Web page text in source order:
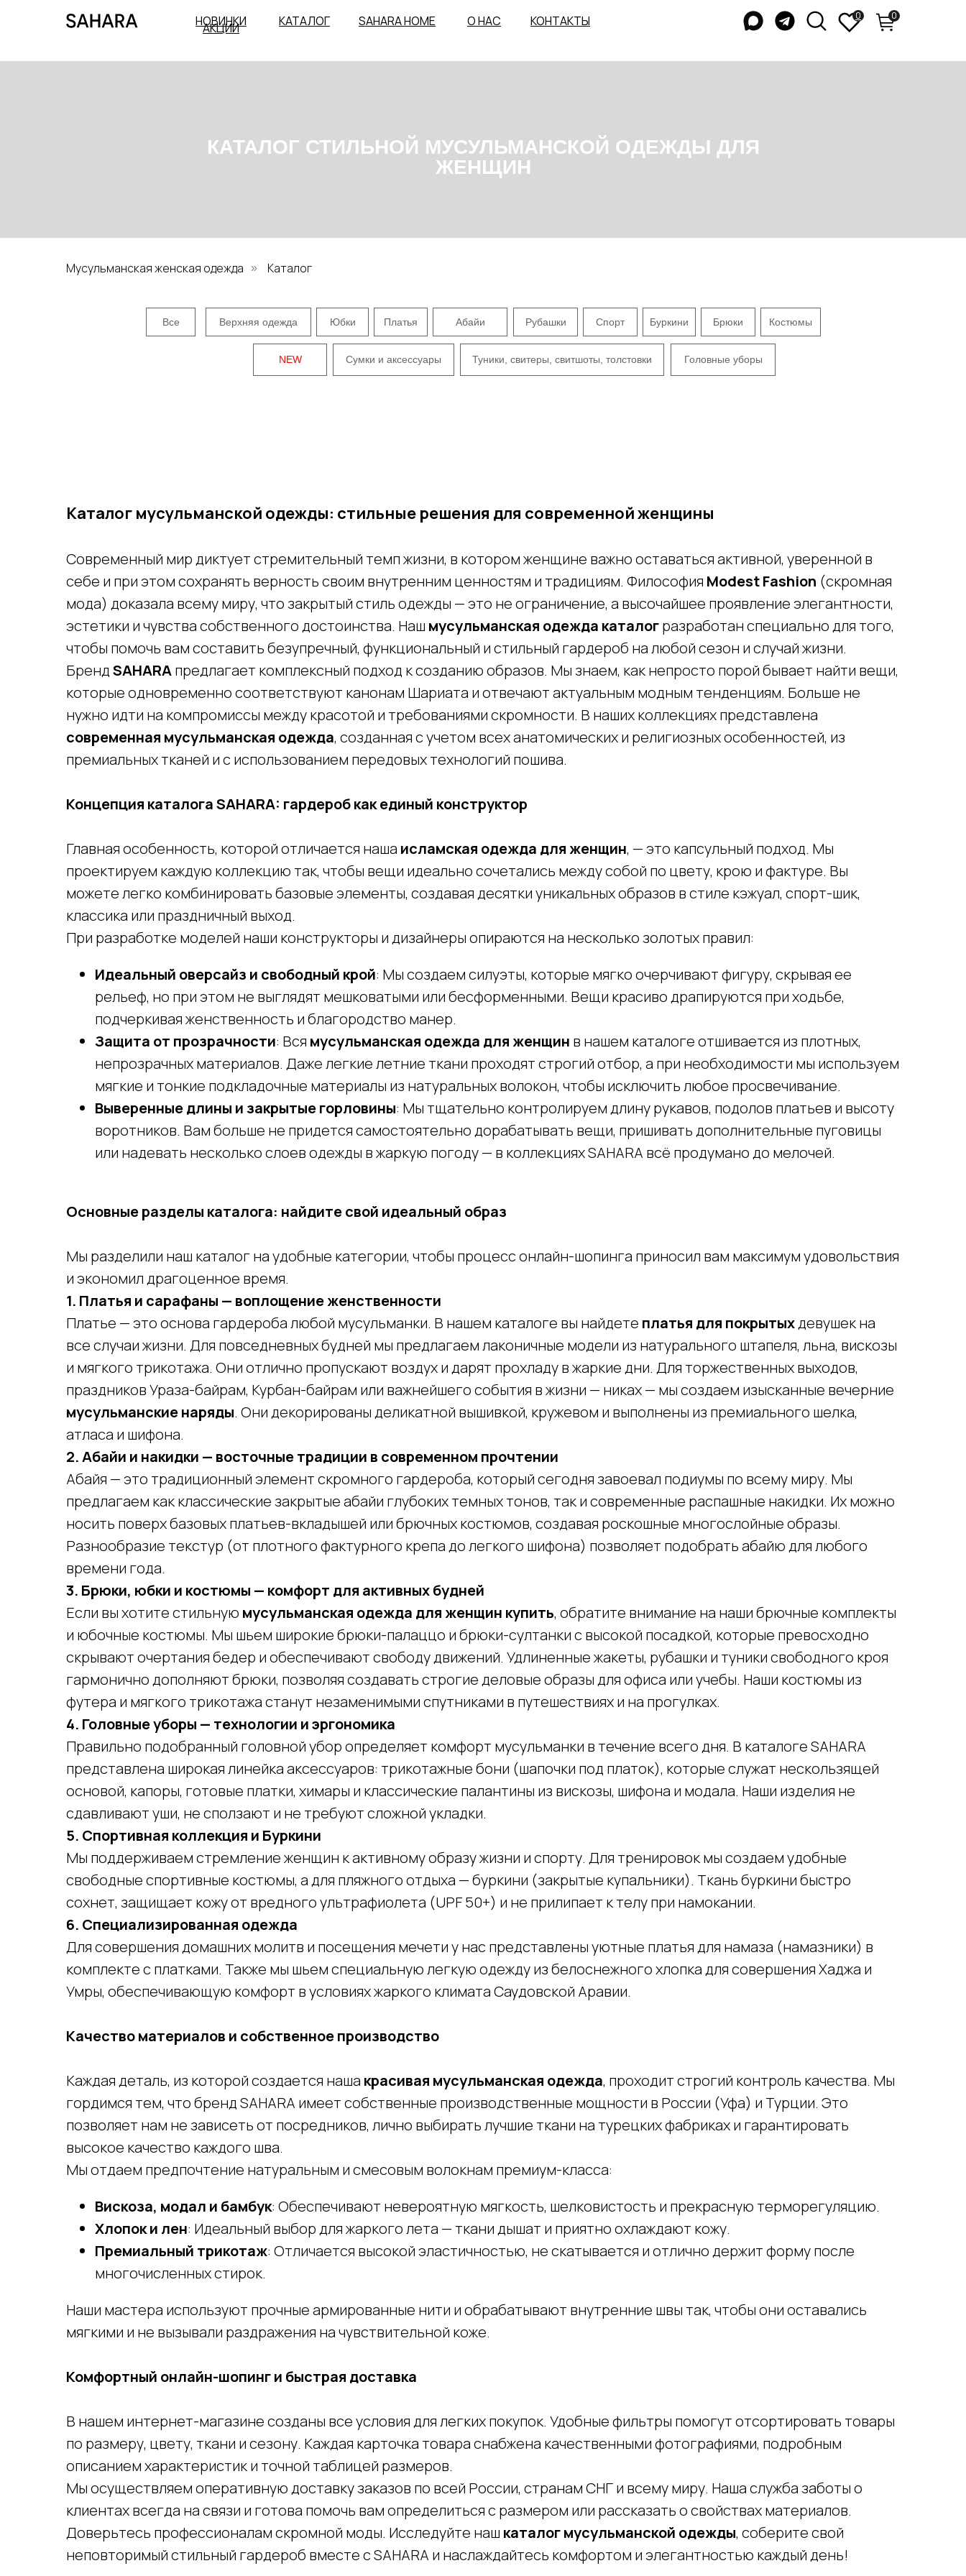
КАТАЛОГ
НОВИНКИ
АКЦИИ КОНТАКТЫ
О НАС
SAHARA HOME 0
0
КАТАЛОГ СТИЛЬНОЙ МУСУЛЬМАНСКОЙ ОДЕЖДЫ ДЛЯ
ЖЕНЩИН
Мусульманская женская одежда » Каталог
Все
Головные уборы
Спорт
Верхняя одежда Буркини
Сумки и аксессуары
Юбки Платья Абайи Рубашки Брюки
Туники, свитеры, свитшоты, толстовки
Костюмы
NEW
Каталог мусульманской одежды: стильные решения для современной женщины
Современный мир диктует стремительный темп жизни, в котором женщине важно оставаться активной, уверенной в
себе и при этом сохранять верность своим внутренним ценностям и традициям. Философия Modest Fashion (скромная
мода) доказала всему миру, что закрытый стиль одежды — это не ограничение, а высочайшее проявление элегантности,
эстетики и чувства собственного достоинства. Наш мусульманская одежда каталогразработан специально для того,
чтобы помочь вам составить безупречный, функциональный и стильный гардероб на любой сезон и случай жизни.
БрендSAHARAпредлагает комплексный подход к созданию образов. Мы знаем, как непросто порой бывает найти вещи,
которые одновременно соответствуют канонам Шариата и отвечают актуальным модным тенденциям. Больше не
нужно идти на компромиссы между красотой и требованиями скромности. В наших коллекциях представлена
современная мусульманская одежда, созданная с учетом всех анатомических и религиозных особенностей, из
премиальных тканей и с использованием передовых технологий пошива.
Концепция каталога SAHARA: гардероб как единый конструктор
Главная особенность, которой отличается наша исламская одежда для женщин, — это капсульный подход. Мы
проектируем каждую коллекцию так, чтобы вещи идеально сочетались между собой по цвету, крою и фактуре. Вы
можете легко комбинировать базовые элементы, создавая десятки уникальных образов в стиле кэжуал, спорт-шик,
классика или праздничный выход.
При разработке моделей наши конструкторы и дизайнеры опираются на несколько золотых правил:
Идеальный оверсайз и свободный крой: Мы создаем силуэты, которые мягко очерчивают фигуру, скрывая ее
рельеф, но при этом не выглядят мешковатыми или бесформенными. Вещи красиво драпируются при ходьбе,
подчеркивая женственность и благородство манер.
Защита от прозрачности: Вся мусульманская одежда для женщин в нашем каталоге отшивается из плотных,
непрозрачных материалов. Даже легкие летние ткани проходят строгий отбор, а при необходимости мы используем
мягкие и тонкие подкладочные материалы из натуральных волокон, чтобы исключить любое просвечивание.
Выверенные длины и закрытые горловины: Мы тщательно контролируем длину рукавов, подолов платьев и высоту
воротников. Вам больше не придется самостоятельно дорабатывать вещи, пришивать дополнительные пуговицы
или надевать несколько слоев одежды в жаркую погоду — в коллекциях SAHARA всё продумано до мелочей.
Основные разделы каталога: найдите свой идеальный образ
Мы разделили наш каталог на удобные категории, чтобы процесс онлайн-шопинга приносил вам максимум удовольствия
и экономил драгоценное время.
1. Платья и сарафаны — воплощение женственности
Платье — это основа гардероба любой мусульманки. В нашем каталоге вы найдете платья для покрытыхдевушек на
все случаи жизни. Для повседневных будней мы предлагаем лаконичные модели из натурального штапеля, льна, вискозы
и мягкого трикотажа. Они отлично пропускают воздух и дарят прохладу в жаркие дни. Для торжественных выходов,
праздников Ураза-байрам, Курбан-байрам или важнейшего события в жизни — никах — мы создаем изысканные вечерние
мусульманские наряды. Они декорированы деликатной вышивкой, кружевом и выполнены из премиального шелка,
атласа и шифона.
2. Абайи и накидки — восточные традиции в современном прочтении
Абайя — это традиционный элемент скромного гардероба, который сегодня завоевал подиумы по всему миру. Мы
предлагаем как классические закрытые абайи глубоких темных тонов, так и современные распашные накидки. Их можно
носить поверх базовых платьев-вкладышей или брючных костюмов, создавая роскошные многослойные образы.
Разнообразие текстур (от плотного фактурного крепа до легкого шифона) позволяет подобрать абайю для любого
времени года.
3. Брюки, юбки и костюмы — комфорт для активных будней
Если вы хотите стильную мусульманская одежда для женщин купить, обратите внимание на наши брючные комплекты
и юбочные костюмы. Мы шьем широкие брюки-палаццо и брюки-султанки с высокой посадкой, которые превосходно
скрывают очертания бедер и обеспечивают свободу движений. Удлиненные жакеты, рубашки и туники свободного кроя
гармонично дополняют брюки, позволяя создавать строгие деловые образы для офиса или учебы. Наши костюмы из
футера и мягкого трикотажа станут незаменимыми спутниками в путешествиях и на прогулках.
4. Головные уборы — технологии и эргономика
Правильно подобранный головной убор определяет комфорт мусульманки в течение всего дня. В каталоге SAHARA
представлена широкая линейка аксессуаров: трикотажные бони (шапочки под платок), которые служат нескользящей
основой, капоры, готовые платки, химары и классические палантины из вискозы, шифона и модала. Наши изделия не
сдавливают уши, не сползают и не требуют сложной укладки.
5. Спортивная коллекция и Буркини
Мы поддерживаем стремление женщин к активному образу жизни и спорту. Для тренировок мы создаем удобные
свободные спортивные костюмы, а для пляжного отдыха — буркини (закрытые купальники). Ткань буркини быстро
сохнет, защищает кожу от вредного ультрафиолета (UPF 50+) и не прилипает к телу при намокании.
6. Специализированная одежда
Для совершения домашних молитв и посещения мечети у нас представлены уютные платья для намаза (намазники) в
комплекте с платками. Также мы шьем специальную легкую одежду из белоснежного хлопка для совершения Хаджа и
Умры, обеспечивающую комфорт в условиях жаркого климата Саудовской Аравии.
Качество материалов и собственное производство
Каждая деталь, из которой создается наша красивая мусульманская одежда, проходит строгий контроль качества. Мы
гордимся тем, что бренд SAHARA имеет собственные производственные мощности в России (Уфа) и Турции. Это
позволяет нам не зависеть от посредников, лично выбирать лучшие ткани на турецких фабриках и гарантировать
высокое качество каждого шва.
Мы отдаем предпочтение натуральным и смесовым волокнам премиум-класса:
Вискоза, модал и бамбук: Обеспечивают невероятную мягкость, шелковистость и прекрасную терморегуляцию.
Хлопок и лен: Идеальный выбор для жаркого лета — ткани дышат и приятно охлаждают кожу.
Премиальный трикотаж: Отличается высокой эластичностью, не скатывается и отлично держит форму после
многочисленных стирок.
Наши мастера используют прочные армированные нити и обрабатывают внутренние швы так, чтобы они оставались
мягкими и не вызывали раздражения на чувствительной коже.
Комфортный онлайн-шопинг и быстрая доставка
В нашем интернет-магазине созданы все условия для легких покупок. Удобные фильтры помогут отсортировать товары
по размеру, цвету, ткани и сезону. Каждая карточка товара снабжена качественными фотографиями, подробным
описанием характеристик и точной таблицей размеров.
Мы осуществляем оперативную доставку заказов по всей России, странам СНГ и всему миру. Наша служба заботы о
клиентах всегда на связи и готова помочь вам определиться с размером или рассказать о свойствах материалов.
Доверьтесь профессионалам скромной моды. Исследуйте наш каталог мусульманской одежды, соберите свой
неповторимый стильный гардероб вместе с SAHARA и наслаждайтесь комфортом и элегантностью каждый день!
Оставайтесь на связи Покупателям
Рассрочка shookru
О компании